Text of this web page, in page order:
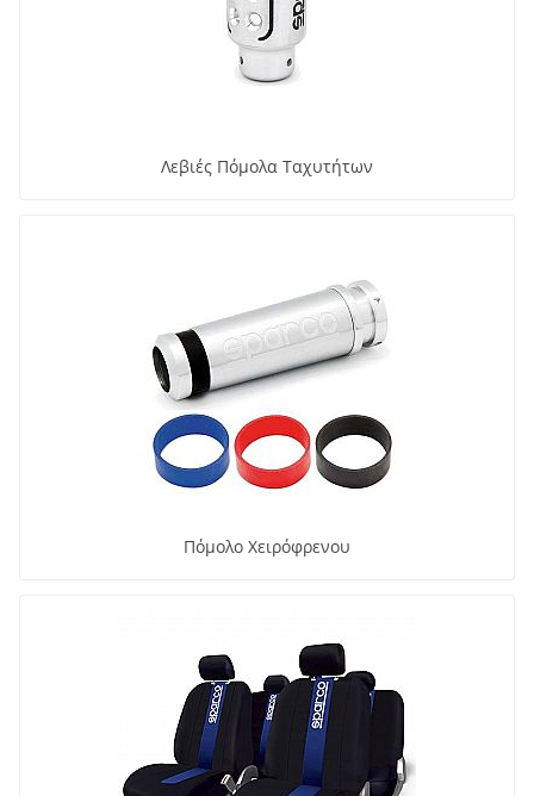
Λεβιές Πόμολα Ταχυτήτων
Πόμολο Χειρόφρενου